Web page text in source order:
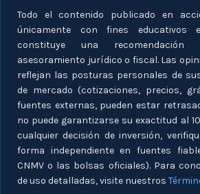
Todo el contenido publicado en
únicamente con fines educativos
constituye una
asesoramiento jurídico o fiscal. Las
reflejan las posturas personales de
de mercado (cotizaciones, precios,
fuentes externas, pueden estar
no puede garantizarse su exactitud al
cualquier decisión de inversión,
forma independiente en fuentes
CNMV o las bolsas oficiales). Para
de uso detalladas, visite nuestros